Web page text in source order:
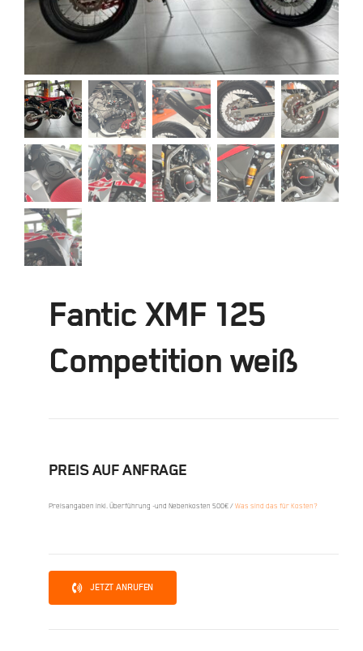
Fantic XMF 125
Competition weiß
PREIS AUF ANFRAGE
Preisangaben inkl. Überführung -und Nebenkosten 500€ /Was sind das für Kosten?
JETZT ANRUFEN